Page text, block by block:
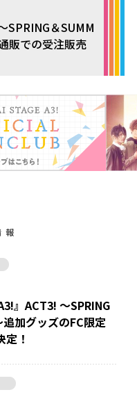
SPRING＆SUMM
販での受注販売
報
』ACT3! ～SPRING
加グッズのFC限定
！